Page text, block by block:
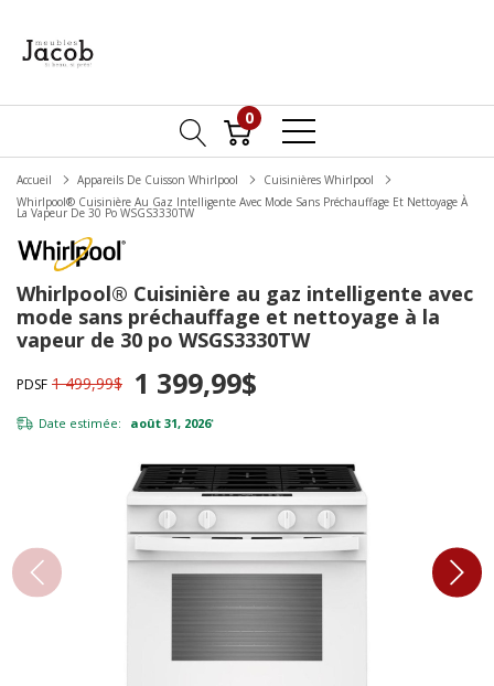
0
Accueil Appareils De Cuisson Whirlpool
Cuisinières Whirlpool
Whirlpool® Cuisinière Au Gaz Intelligente Avec Mode Sans Préchauffage Et Nettoyage À
La Vapeur De 30 Po WSGS3330TW
Whirlpool® Cuisinière au gaz intelligente avec
mode sans préchauffage et nettoyage à la
vapeur de 30 po WSGS3330TW
PDSF 1 499,99$ 1 399,99$
Date estimée: août 31, 2026*